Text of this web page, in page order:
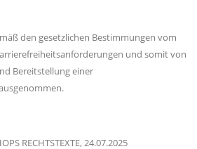
den gesetzlichen Bestimmungen vom
und somit von
Bereitstellung einer
RECHTSTEXTE, 24.07.2025